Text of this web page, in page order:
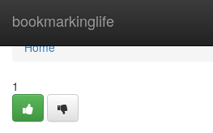
bookmarkinglife
Home
Home
1